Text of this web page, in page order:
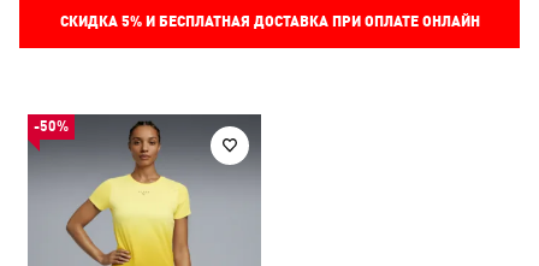
СКИДКА 5%И БЕСПЛАТНАЯ ДОСТАВКА ПРИ ОПЛАТЕ ОНЛАЙН
-50%